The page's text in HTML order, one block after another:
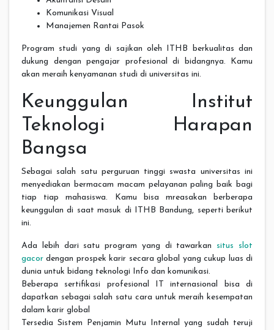
Komunikasi Visual
Manajemen Rantai Pasok
Program studi yang di sajikan oleh ITHB berkualitas dan
dukung dengan pengajar profesional di bidangnya. Kamu
akan meraih kenyamanan studi di universitas ini.
Keunggulan Institut
Teknologi Harapan
Bangsa
Sebagai salah satu perguruan tinggi swasta universitas ini
menyediakan bermacam macam pelayanan paling baik bagi
tiap tiap mahasiswa. Kamu bisa mreasakan berberapa
keunggulan di saat masuk di ITHB Bandung, seperti berikut
ini.
Ada lebih dari satu program yang di tawarkan situs slot
gacor dengan prospek karir secara global yang cukup luas di
dunia untuk bidang teknologi Info dan komunikasi.
Beberapa sertifikasi profesional IT internasional bisa di
dapatkan sebagai salah satu cara untuk meraih kesempatan
dalam karir global
Tersedia Sistem Penjamin Mutu Internal yang sudah teruji